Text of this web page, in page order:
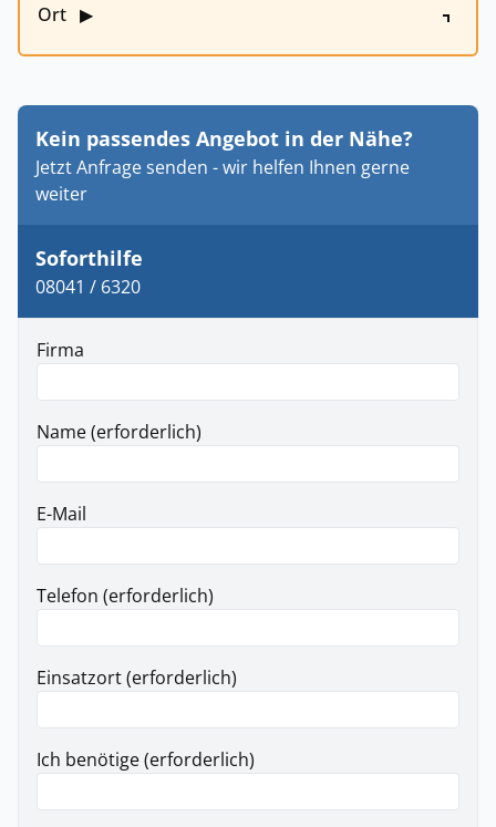
Ort ▶
Kein passendes Angebot in der Nähe?
Jetzt Anfrage senden - wir helfen Ihnen gerne
weiter
Soforthilfe
08041 / 6320
Firma
Name (erforderlich)
E-Mail
Telefon (erforderlich)
Einsatzort (erforderlich)
Ich benötige (erforderlich)